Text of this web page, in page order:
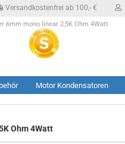
Versandkostenfrei ab 100,- €
6mm mono linear 2,5K Ohm 4Watt
Motor Kondensatoren
Ohm 4Watt